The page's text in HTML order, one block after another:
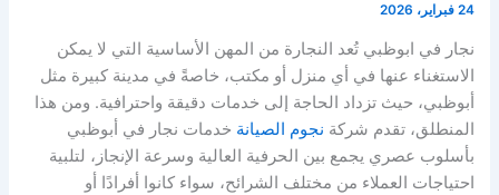
24 فبراير، 2026
نجار في ابوظبي تُعد النجارة من المهن الأساسية التي لا يمكن
الاستغناء عنها في أي منزل أو مكتب، خاصةً في مدينة كبيرة مثل
أبوظبي، حيث تزداد الحاجة إلى خدمات دقيقة واحترافية. ومن هذا
المنطلق، تقدم شركة نجوم الصيانة خدمات نجار في أبوظبي
بأسلوب عصري يجمع بين الحرفية العالية وسرعة الإنجاز، لتلبية
احتياجات العملاء من مختلف الشرائح، سواء كانوا أفرادًا أو